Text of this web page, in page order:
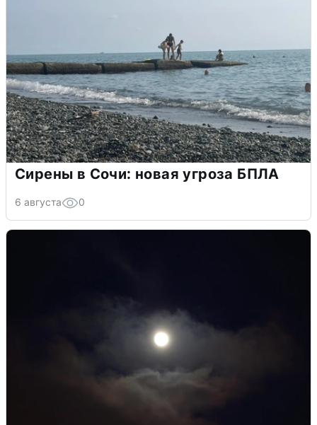
Сирены в Сочи: новая угроза БПЛА
6 августа 0